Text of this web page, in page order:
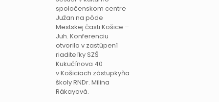
spoločenskom centre
Južan na pôde
Mestskej časti Košice –
Juh. Konferenciu
otvorila v zastúpení
riaditeľky SZŠ
Kukučínova 40
v Košiciach zástupkyňa
školy RNDr. Milina
Rákayová.